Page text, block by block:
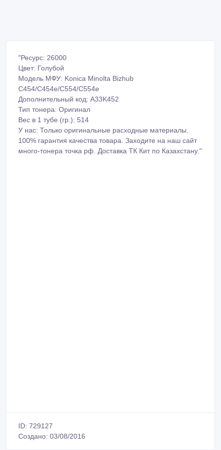
"Ресурс: 26000
Цвет: Голубой
Модель МФУ: Konica Minolta Bizhub
C454/C454e/C554/C554e
Дополнительный код: A33K452
Тип тонера: Оригинал
Вес в 1 тубе (гр.): 514
У нас: Только оригинальные расходные материалы.
100% гарантия качества товара. Заходите на наш сайт
много-тонера точка рф. Доставка ТК Кит по Казахстану."
ID: 729127
Создано: 03/08/2016